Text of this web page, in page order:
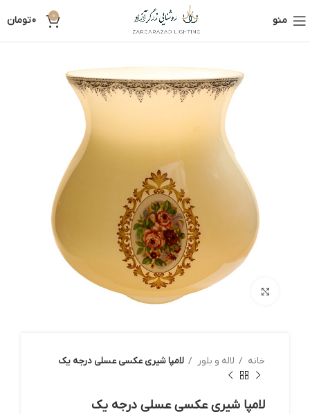
منو 0
0تومان
بزرگنمایی تصویر
خانه لاله و بلور لامپا شیری عکسی عسلی درجه یک
لامپا شیری عکسی عسلی درجه یک